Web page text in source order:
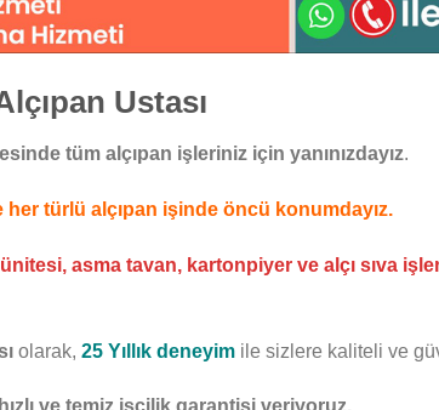
Ustası
tüm alçıpan işleriniz için yanınızdayız.
her türlü alçıpan işinde öncü konumdayız.
asma tavan, kartonpiyer ve alçı sıva
olarak, 25 Yıllık deneyim ile sizlere kaliteli ve